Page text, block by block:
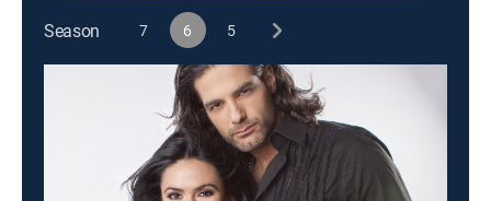
Season 7 6 5